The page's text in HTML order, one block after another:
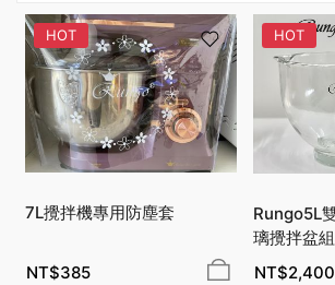
HOT
7L攪拌機專用防塵套
NT$385
HOT
Rungo5L
璃攪拌盆組
NT$2,400